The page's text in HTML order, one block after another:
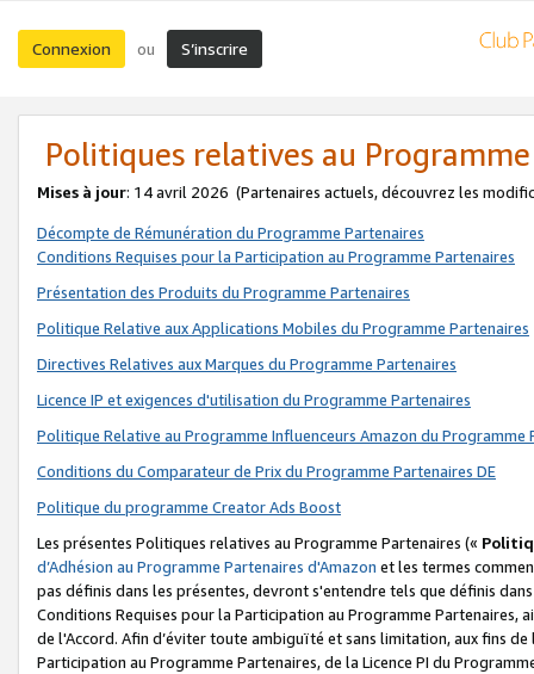
Connexion ou S’inscrire
Politiques relatives au
Mises à jour: 14 avril 2026 (Partenaires actuels, découvrez les
Décompte de Rémunération du Programme Partenaires
Conditions Requises pour la Participation au Programme Partenaires
Présentation des Produits du Programme Partenaires
Politique Relative aux Applications Mobiles du Programme Partenaires
Directives Relatives aux Marques du Programme Partenaires
Licence IP et exigences d'utilisation du Programme Partenaires
Politique Relative au Programme Influenceurs Amazon du Programme
Conditions du Comparateur de Prix du Programme Partenaires DE
Politique du programme Creator Ads Boost
Les présentes Politiques relatives au Programme Partenaires («
d’Adhésion au Programme Partenaires d'Amazon et les termes
pas définis dans les présentes, devront s'entendre tels que définis
Conditions Requises pour la Participation au Programme Partenaires,
de l'Accord. Afin d’éviter toute ambiguïté et sans limitation, aux fins
Participation au Programme Partenaires, de la Licence PI du